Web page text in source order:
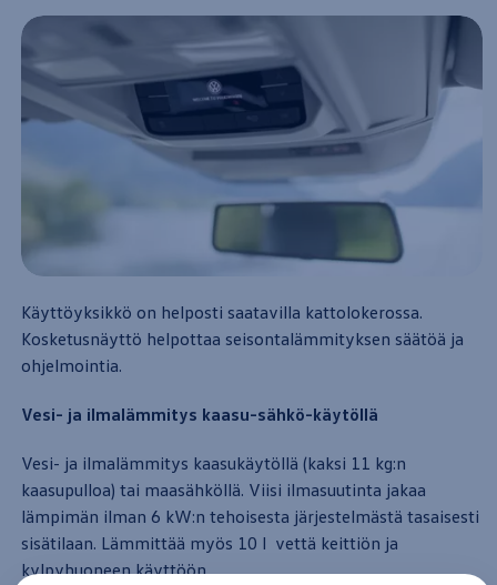
Yhteystiedot ja jälleenmyyjät
Käyttöyksikkö on helposti saatavilla kattolokerossa.
Kosketusnäyttö helpottaa seisontalämmityksen säätöä ja
ohjelmointia.
Vesi- ja ilmalämmitys kaasu-sähkö-käytöllä
Vesi- ja ilmalämmitys kaasukäytöllä (kaksi 11 kg:n
kaasupulloa) tai maasähköllä. Viisi ilmasuutinta jakaa
lämpimän ilman 6 kW:n tehoisesta järjestelmästä tasaisesti
sisätilaan. Lämmittää myös 10 l vettä keittiön ja
kylpyhuoneen käyttöön.